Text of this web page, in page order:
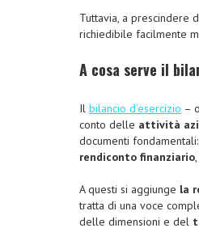
Tuttavia, a prescindere
richiedibile facilmente
A cosa serve il
Il bilancio d’esercizio – o
conto delle attività
documenti fondamentali:
rendiconto finanziario
A questi si aggiunge la
tratta di una voce
delle dimensioni e del